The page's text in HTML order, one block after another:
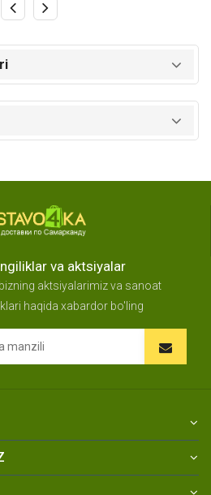
va aktsiyalar
aktsiyalarimiz va sanoat
haqida xabardor bo'ling